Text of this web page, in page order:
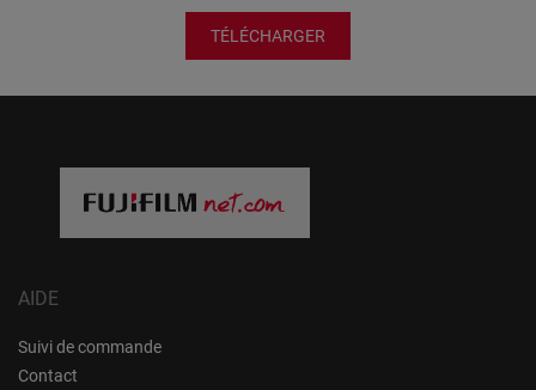
TÉLÉCHARGER
AIDE
Suivi de commande
Contact